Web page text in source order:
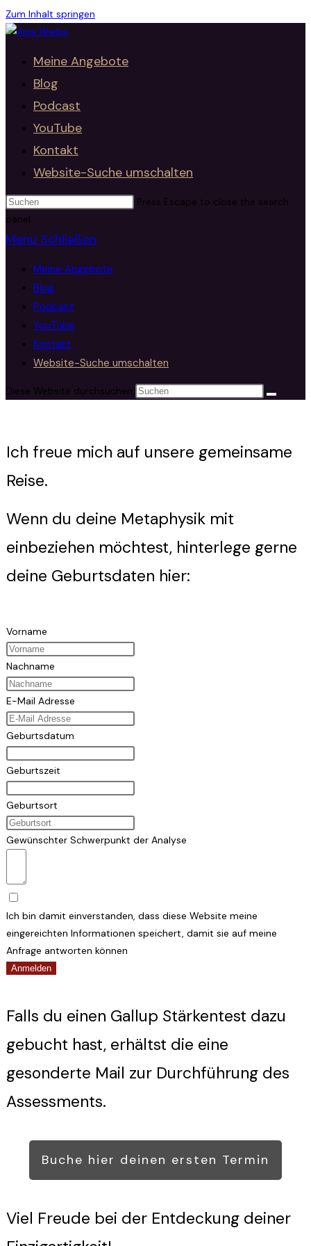
Zum Inhalt springen
Meine Angebote
Blog
Podcast
YouTube
Kontakt
Website-Suche umschalten
Press Escape to close the search
panel.
Menü Schließen
Meine Angebote
Blog
Podcast
YouTube
Kontakt
Website-Suche umschalten
Diese Website durchsuchen
Ich freue mich auf unsere gemeinsame
Reise.
Wenn du deine Metaphysik mit
einbeziehen möchtest, hinterlege gerne
deine Geburtsdaten hier:
Vorname
Nachname
E-Mail Adresse
Geburtsdatum
Geburtszeit
Geburtsort
Gewünschter Schwerpunkt der Analyse
Ich bin damit einverstanden, dass diese Website meine
eingereichten Informationen speichert, damit sie auf meine
Anfrage antworten können
Anmelden
Falls du einen Gallup Stärkentest dazu
gebucht hast, erhältst die eine
gesonderte Mail zur Durchführung des
Assessments.
Buche hier deinen ersten Termin
Viel Freude bei der Entdeckung deiner